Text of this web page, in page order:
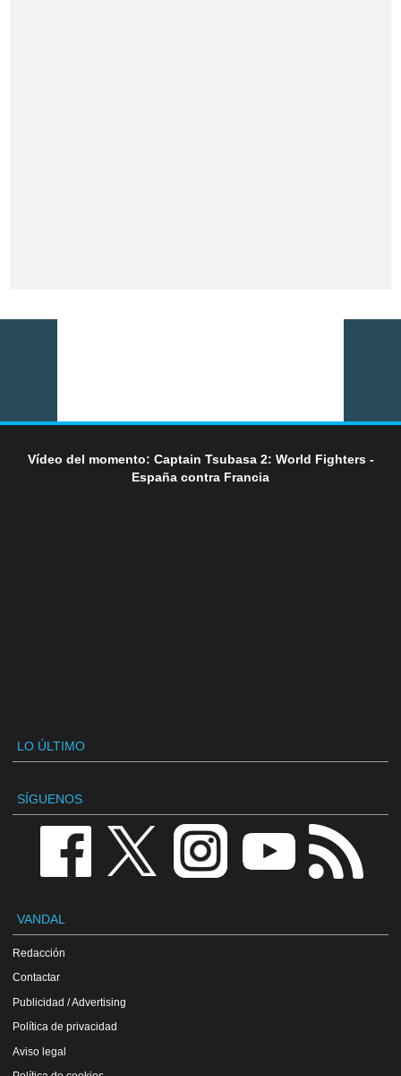
Vídeo del momento: Captain Tsubasa 2: World Fighters -
España contra Francia
LO ÚLTIMO
SÍGUENOS
VANDAL
Redacción
Contactar
Publicidad / Advertising
Política de privacidad
Aviso legal